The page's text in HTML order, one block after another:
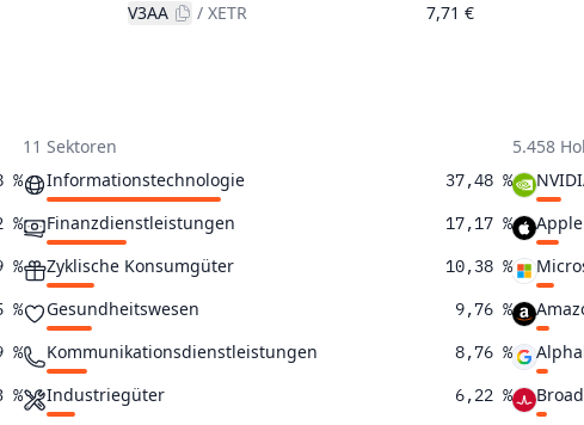
V3AA
/XETR
7,71 €
%
%
%
%
%
%
11 Sektoren
Informationstechnologie
37,48 %
Finanzdienstleistungen 17,17 %
Zyklische Konsumgüter 10,38 %
Gesundheitswesen 9,76 %
Kommunikationsdienstleistungen 8,76 %
Industriegüter 6,22 %
5.458